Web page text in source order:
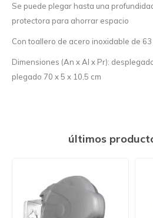
Se puede plegar hasta una
protectora para ahorrar espacio
Con toallero de acero inoxidable de
Dimensiones (An x Al x Pr):
plegado 70 x 5 x 10,5 cm
últimos